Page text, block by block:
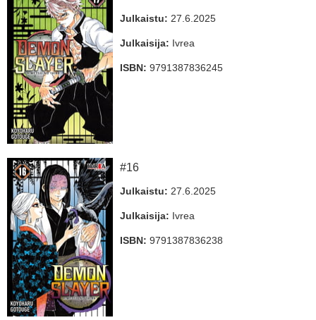
Julkaistu: 27.6.2025
Julkaisija: Ivrea
ISBN: 9791387836245
#16
Julkaistu: 27.6.2025
Julkaisija: Ivrea
ISBN: 9791387836238